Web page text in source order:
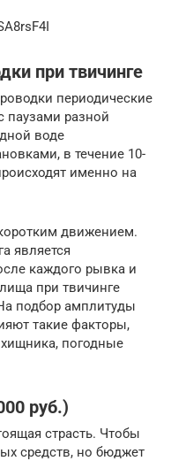
при твичинге
периодические
паузами разной
воде
в течение 10-
именно на
движением.
является
каждого рывка и
при твичинге
подбор амплитуды
такие факторы,
погодные
руб.)
страсть. Чтобы
средств, но бюджет